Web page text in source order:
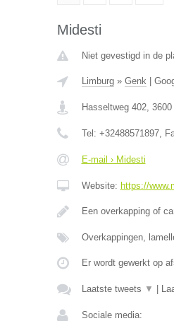
Midesti
Niet gevestigd in de
Limburg» Genk|
Hasseltweg 402, 3600
Tel: +32488571897,
E-mail › Midesti
Website: https://
Een overkapping of
Overkappingen,
Er wordt gewerkt op
Laatste tweets ▼
Sociale media: